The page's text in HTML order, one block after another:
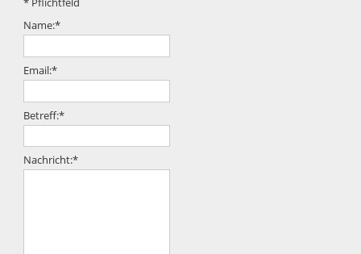
Name:*
Email:*
Betreff:*
Nachricht:*